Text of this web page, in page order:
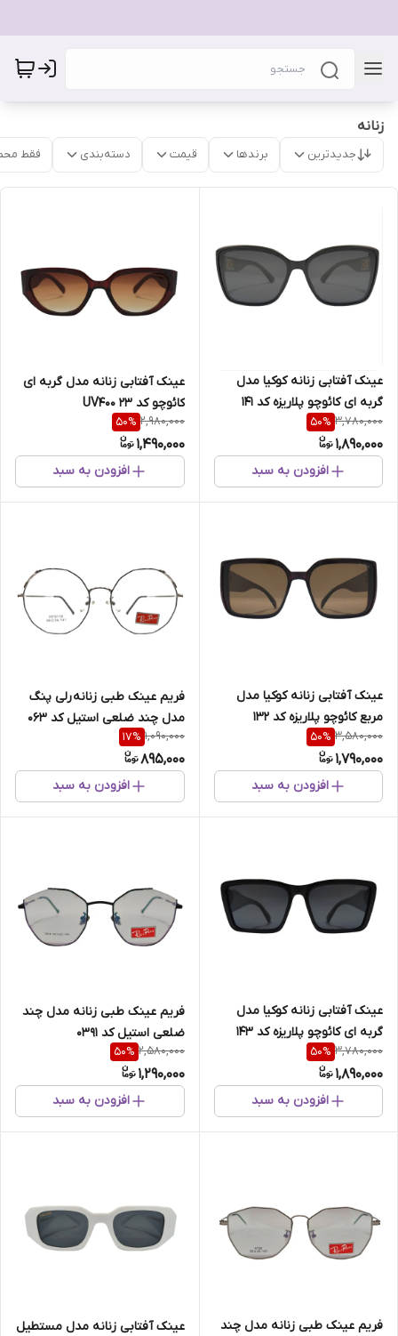
زنانه
جدیدترین برندها قیمت دسته‌بندی فقط
عینک آفتابی زنانه کوکیا مدل
گربه ای کائوچو پلاریزه کد 141
3,780,000
50%
1,890,000
افزودن به سبد
عینک آفتابی زنانه مدل گربه ای
کائوچو کد 23 UV400
2,980,000
50%
1,490,000
افزودن به سبد
عینک آفتابی زنانه کوکیا مدل
مربع کائوچو پلاریزه کد 132
3,580,000
50%
1,790,000
افزودن به سبد
فریم عینک طبی زنانه رلی پنگ
مدل چند ضلعی استیل کد 063
1,090,000
17%
895,000
افزودن به سبد
عینک آفتابی زنانه کوکیا مدل
گربه ای کائوچو پلاریزه کد 143
3,780,000
50%
1,890,000
افزودن به سبد
فریم عینک طبی زنانه مدل چند
ضلعی استیل کد 0391
2,580,000
50%
1,290,000
افزودن به سبد
فریم عینک طبی زنانه مدل چند
عینک آفتابی زنانه مدل مستطیل